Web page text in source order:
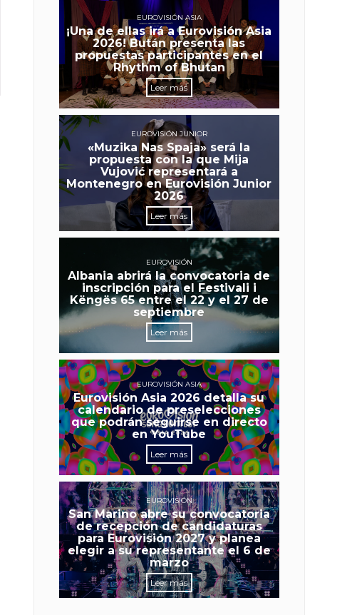
EUROVISIÓN ASIA
¡Una de ellas irá a Eurovisión Asia
2026! Bután presenta las
propuestas participantes en el
Rhythm of Bhutan
Leer más
EUROVISIÓN JUNIOR
«Muzika Nas Spaja» será la
propuesta con la que Mija
Vujović representará a
Montenegro en Eurovisión Junior
2026
Leer más
EUROVISIÓN
Albania abrirá la convocatoria de
inscripción para el Festivali i
Këngës 65 entre el 22 y el 27 de
septiembre
Leer más
EUROVISIÓN ASIA
Eurovisión Asia 2026 detalla su
calendario de preselecciones
que podrán seguirse en directo
en YouTube
Leer más
EUROVISIÓN
San Marino abre su convocatoria
de recepción de candidaturas
para Eurovisión 2027 y planea
elegir a su representante el 6 de
marzo
Leer más